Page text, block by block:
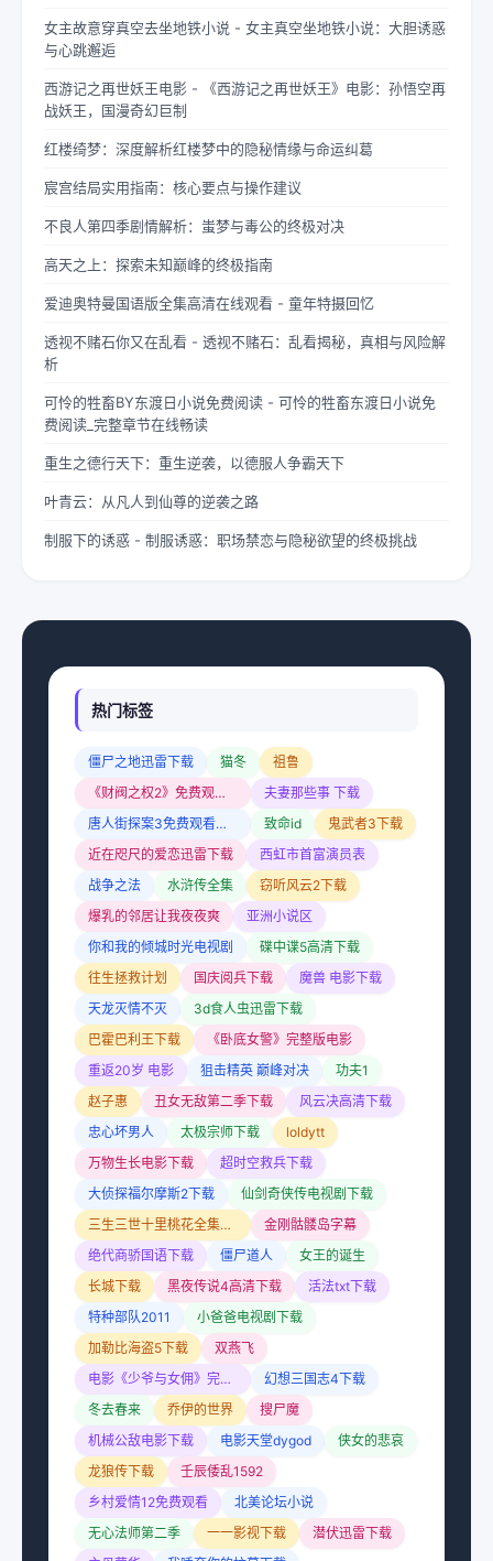
女主故意穿真空去坐地铁小说 - 女主真空坐地铁小说：大胆诱惑
与心跳邂逅
西游记之再世妖王电影 - 《西游记之再世妖王》电影：孙悟空再
战妖王，国漫奇幻巨制
红楼绮梦：深度解析红楼梦中的隐秘情缘与命运纠葛
宸宫结局实用指南：核心要点与操作建议
不良人第四季剧情解析：蚩梦与毒公的终极对决
高天之上：探索未知巅峰的终极指南
爱迪奥特曼国语版全集高清在线观看 - 童年特摄回忆
透视不赌石你又在乱看 - 透视不赌石：乱看揭秘，真相与风险解
析
可怜的牲畜BY东渡日小说免费阅读 - 可怜的牲畜东渡日小说免
费阅读_完整章节在线畅读
重生之德行天下：重生逆袭，以德服人争霸天下
叶青云：从凡人到仙尊的逆袭之路
制服下的诱惑 - 制服诱惑：职场禁恋与隐秘欲望的终极挑战
热门标签
僵尸之地迅雷下载 猫冬
祖鲁
《财阀之权2》免费观看中文版
夫妻那些事 下载
唐人街探案3免费观看完整电影
致命id
鬼武者3下载
近在咫尺的爱恋迅雷下载
西虹市首富演员表
战争之法
水浒传全集
窃听风云2下载
爆乳的邻居让我夜夜爽
亚洲小说区
你和我的倾城时光电视剧
碟中谍5高清下载
往生拯救计划
国庆阅兵下载
魔兽 电影下载
天龙灭情不灭
3d食人虫迅雷下载
巴霍巴利王下载
《卧底女警》完整版电影
重返20岁 电影
狙击精英 巅峰对决
功夫1
赵子惠
丑女无敌第二季下载
风云决高清下载
忠心坏男人
太极宗师下载
loldytt
万物生长电影下载
超时空救兵下载
大侦探福尔摩斯2下载
仙剑奇侠传电视剧下载
三生三世十里桃花全集下载
金刚骷髅岛字幕
绝代商骄国语下载
僵尸道人
女王的诞生
长城下载
黑夜传说4高清下载
活法txt下载
特种部队2011
小爸爸电视剧下载
加勒比海盗5下载
双燕飞
电影《少爷与女佣》完整版
幻想三国志4下载
冬去春来
乔伊的世界
搜尸魔
机械公敌电影下载
电影天堂dygod
侠女的悲哀
龙狼传下载
壬辰倭乱1592
乡村爱情12免费观看
北美论坛小说
无心法师第二季
一一影视下载
潜伏迅雷下载